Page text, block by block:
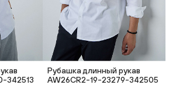
342513
Рубашка длинный рукав
AW26CR2-19-23279-342505